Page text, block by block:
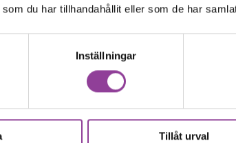
du har tillhandahållit eller som de har
Inställningar
Tillåt urval